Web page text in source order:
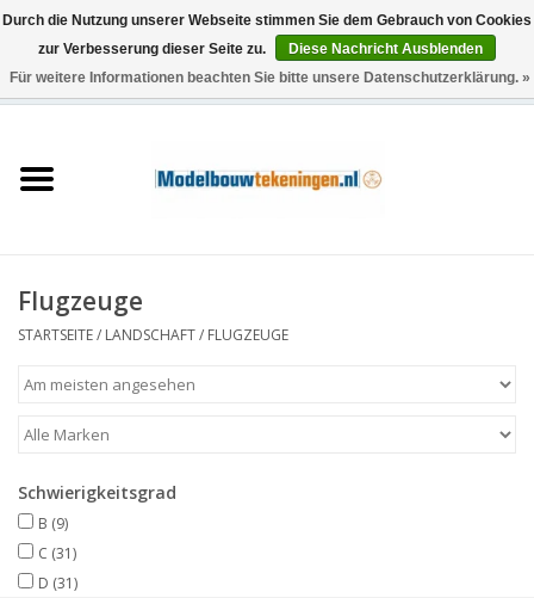
0 Artikel - €0,00
Schiffe
Holzbau
Landschaft
Dokumentation
Zeitschriften
Flugzeuge
STARTSEITE/ LANDSCHAFT/ FLUGZEUGE
Schwierigkeitsgrad
B (9)
C (31)
D (31)
Durch die Nutzung unserer Webseite stimmen Sie dem Gebrauch von Cookies
zur Verbesserung dieser Seite zu.
Diese Nachricht Ausblenden
Für weitere Informationen beachten Sie bitte unsere Datenschutzerklärung. »